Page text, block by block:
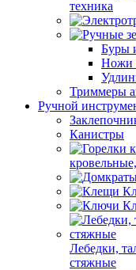
техника
Буры
Ножи
Триммеры
Ручной
Канистры
Лебедки,
стяжные